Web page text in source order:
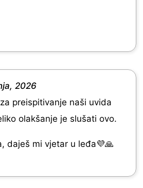
2026
preispitivanje naši uvida
olakšanje je slušati ovo.
daješ mi vjetar u leđa💜🙏